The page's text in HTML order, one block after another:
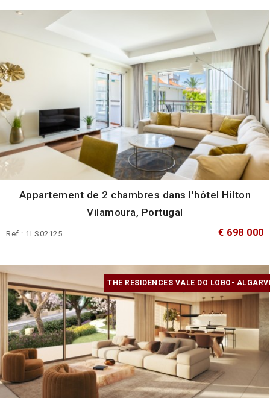
Appartement de 2 chambres dans l'hôtel Hilton
Vilamoura, Portugal
Ref.: 1LS02125 € 698 000
THE RESIDENCES VALE DO LOBO-